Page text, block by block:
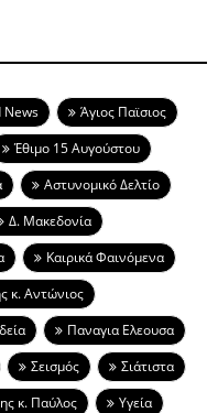
News
Άγιος Παϊσιος
Έθιμο 15 Αυγούστου
Αστυνομικό Δελτίο
Δ. Μακεδονία
Καιρικά Φαινόμενα
κ. Αντώνιος
Παναγια Ελεουσα
Σεισμός
Σιάτιστα
κ. Παύλος Υγεία